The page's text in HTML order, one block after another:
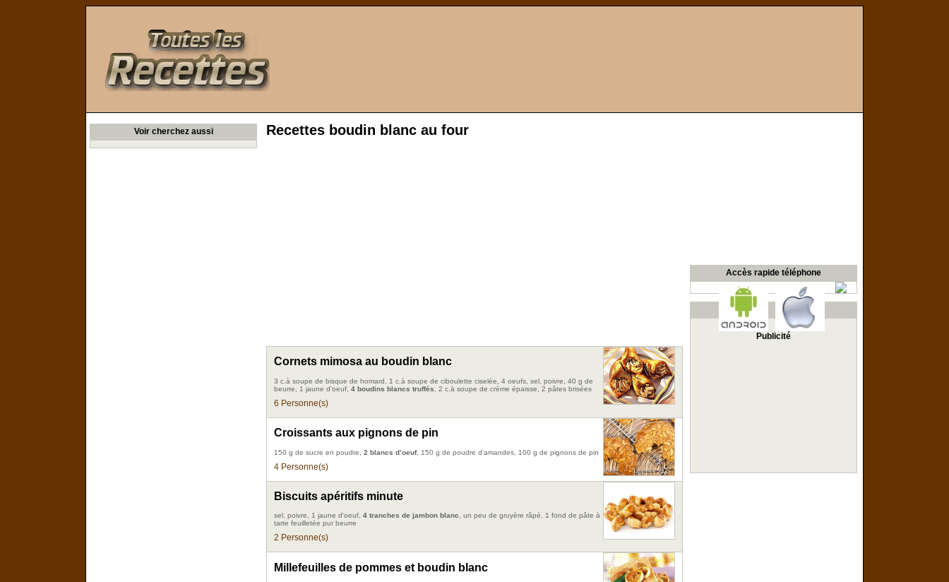
Voir cherchez aussi Recettes boudin blanc au four
Cornets mimosa au boudin blanc
3 c.à soupe de bisque de homard, 1 c.à soupe de ciboulette ciselée, 4 oeufs, sel, poivre, 40 g de
beurre, 1 jaune d'oeuf, 4 boudins blancs truffés , 2 c.à soupe de crème épaisse, 2 pâtes brisées
6 Personne(s)
Croissants aux pignons de pin
150 g de sucre en poudre, 2 blancs d’oeuf, 150 g de poudre d’amandes, 100 g de pignons de pin
4 Personne(s)
Biscuits apéritifs minute
sel, poivre, 1 jaune d'oeuf, 4 tranches de jambon blanc, un peu de gruyère râpé, 1 fond de pâte à
tarte feuilletée pur beurre
2 Personne(s)
Millefeuilles de pommes et boudin blanc
Accès rapide téléphone
Publicité